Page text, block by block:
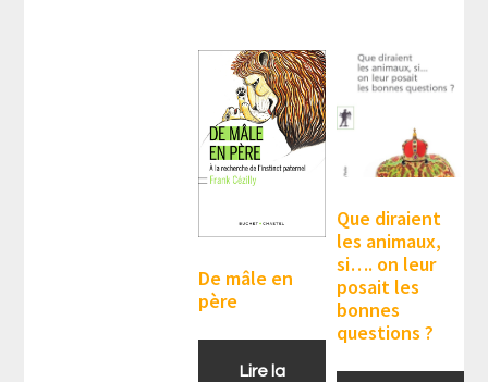
De mâle en
père
Lire la
Que diraient
les animaux,
si…. on leur
posait les
bonnes
questions ?